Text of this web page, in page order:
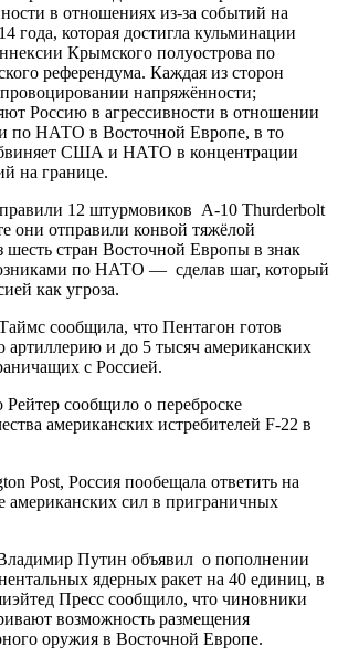
в отношениях из-за событий на
года, которая достигла кульминации
Крымского полуострова по
референдума. Каждая из сторон
напряжённости;
Россию в агрессивности в отношении
по НАТО в Восточной Европе, в то
США и НАТО в концентрации
на границе.
12 штурмовиков А-10 Thurderbolt
они отправили конвой тяжёлой
шесть стран Восточной Европы в знак
по НАТО — сделав шаг, который
как угроза.
сообщила, что Пентагон готов
артиллерию и до 5 тысяч американских
с Россией.
Рейтер сообщило о переброске
американских истребителей F-22 в
Post, Россия пообещала ответить на
американских сил в приграничных
Путин объявил о пополнении
ядерных ракет на 40 единиц, в
Пресс сообщило, что чиновники
возможность размещения
оружия в Восточной Европе.